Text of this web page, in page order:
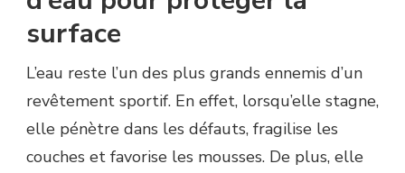
surface
L’eau reste l’un des plus grands ennemis d’un
revêtement sportif. En effet, lorsqu’elle stagne,
elle pénètre dans les défauts, fragilise les
couches et favorise les mousses. De plus, elle